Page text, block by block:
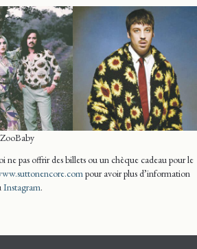
ne pas offrir des billets ou un chèque cadeau pour le
pour avoir plus d’information
Instagram.